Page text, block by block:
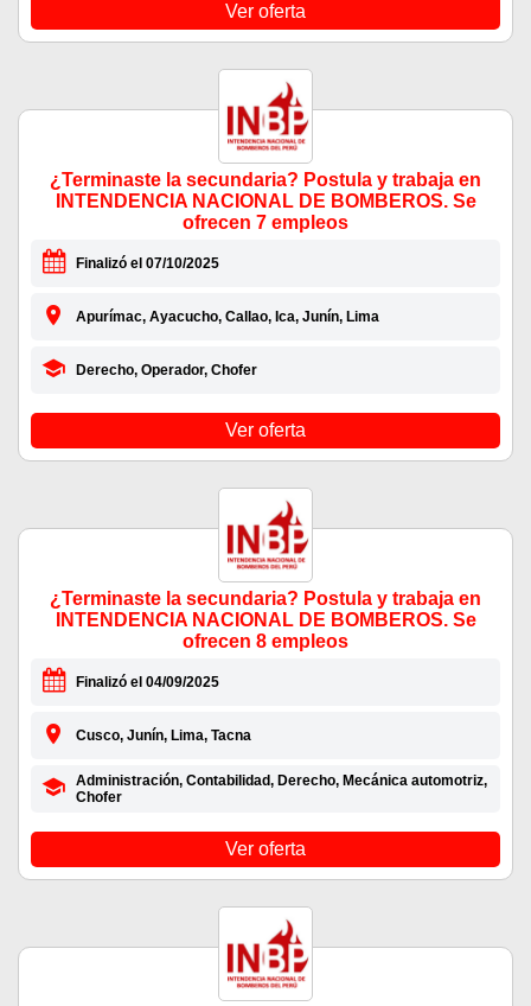
Ver oferta
¿Terminaste la secundaria? Postula y trabaja en
INTENDENCIA NACIONAL DE BOMBEROS. Se
ofrecen 7 empleos
Finalizó el 07/10/2025
Apurímac, Ayacucho, Callao, Ica, Junín, Lima
Derecho, Operador, Chofer
Ver oferta
¿Terminaste la secundaria? Postula y trabaja en
INTENDENCIA NACIONAL DE BOMBEROS. Se
ofrecen 8 empleos
Finalizó el 04/09/2025
Cusco, Junín, Lima, Tacna
Administración, Contabilidad, Derecho, Mecánica automotriz,
Chofer
Ver oferta